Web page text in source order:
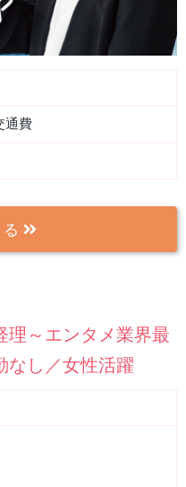
通費
理～エンタメ業界最
し／女性活躍